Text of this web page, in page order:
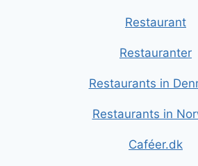
Restaurant
Restauranter
Restaurants in
Restaurants in
Caféer.dk